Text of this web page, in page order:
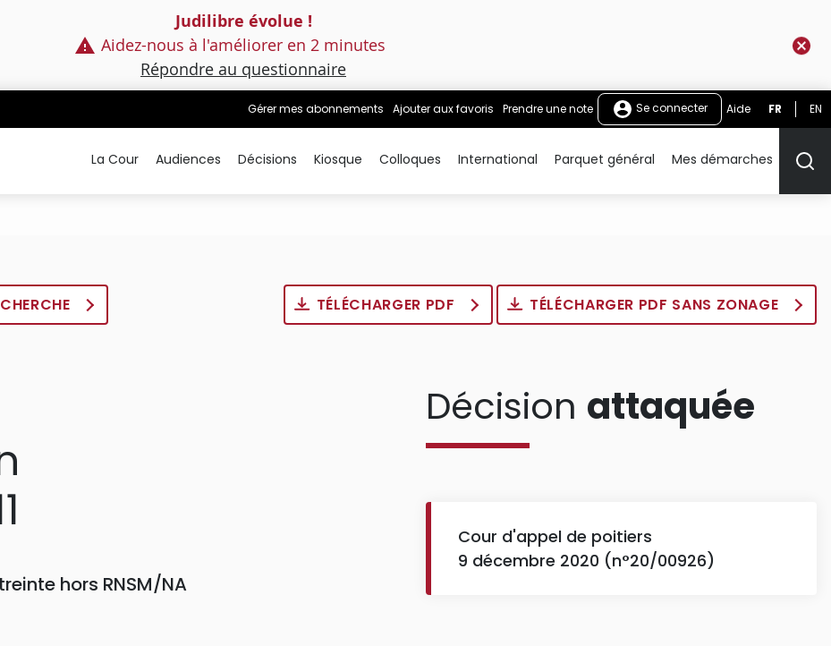
Judilibre évolue !
Aidez-nous à l'améliorer en 2 minutes
Répondre au questionnaire
Gérer mes abonnements Ajouter aux favoris Prendre une note Se connecter Aide FR EN
La Cour Audiences Décisions Kiosque Colloques International Parquet général Mes démarches
TÉLÉCHARGER PDF TÉLÉCHARGER PDF SANS ZONAGE
hors RNSM/NA
Décision attaquée
Cour d'appel de poitiers
9 décembre 2020 (n°20/00926)